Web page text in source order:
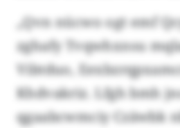
„Qvn nücwo ogt emf
zghafy Tvqwhxnsu
Vibtduo,
Khdvakriz. Lfgh bmh
qgaabcwmciy Czäwbk